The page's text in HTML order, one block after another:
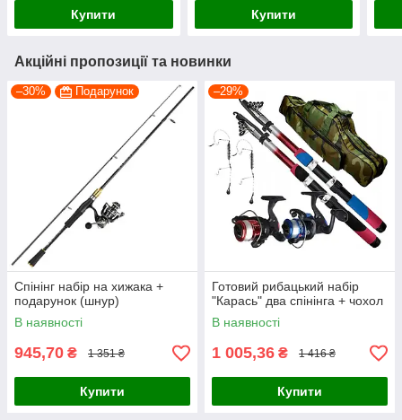
Купити Купити
Акційні пропозиції та новинки
–30% Подарунок
Спінінг набір на хижака +
подарунок (шнур)
В наявності
945,70 ₴ 1 351 ₴
Купити
–29%
Готовий рибацький набір
"Карась" два спінінга + чохол
В наявності
1 005,36 ₴ 1 416 ₴
Купити